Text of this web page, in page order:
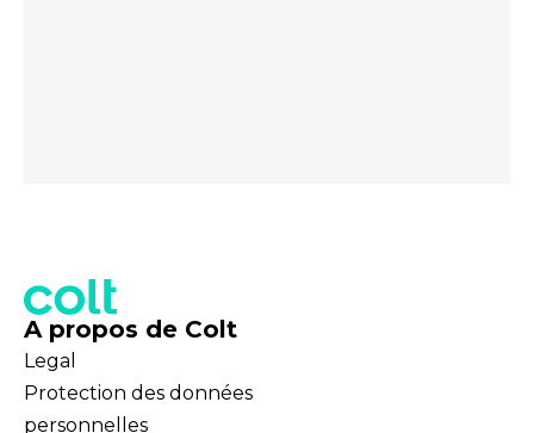
A propos de Colt
Legal
Protection des données
personnelles